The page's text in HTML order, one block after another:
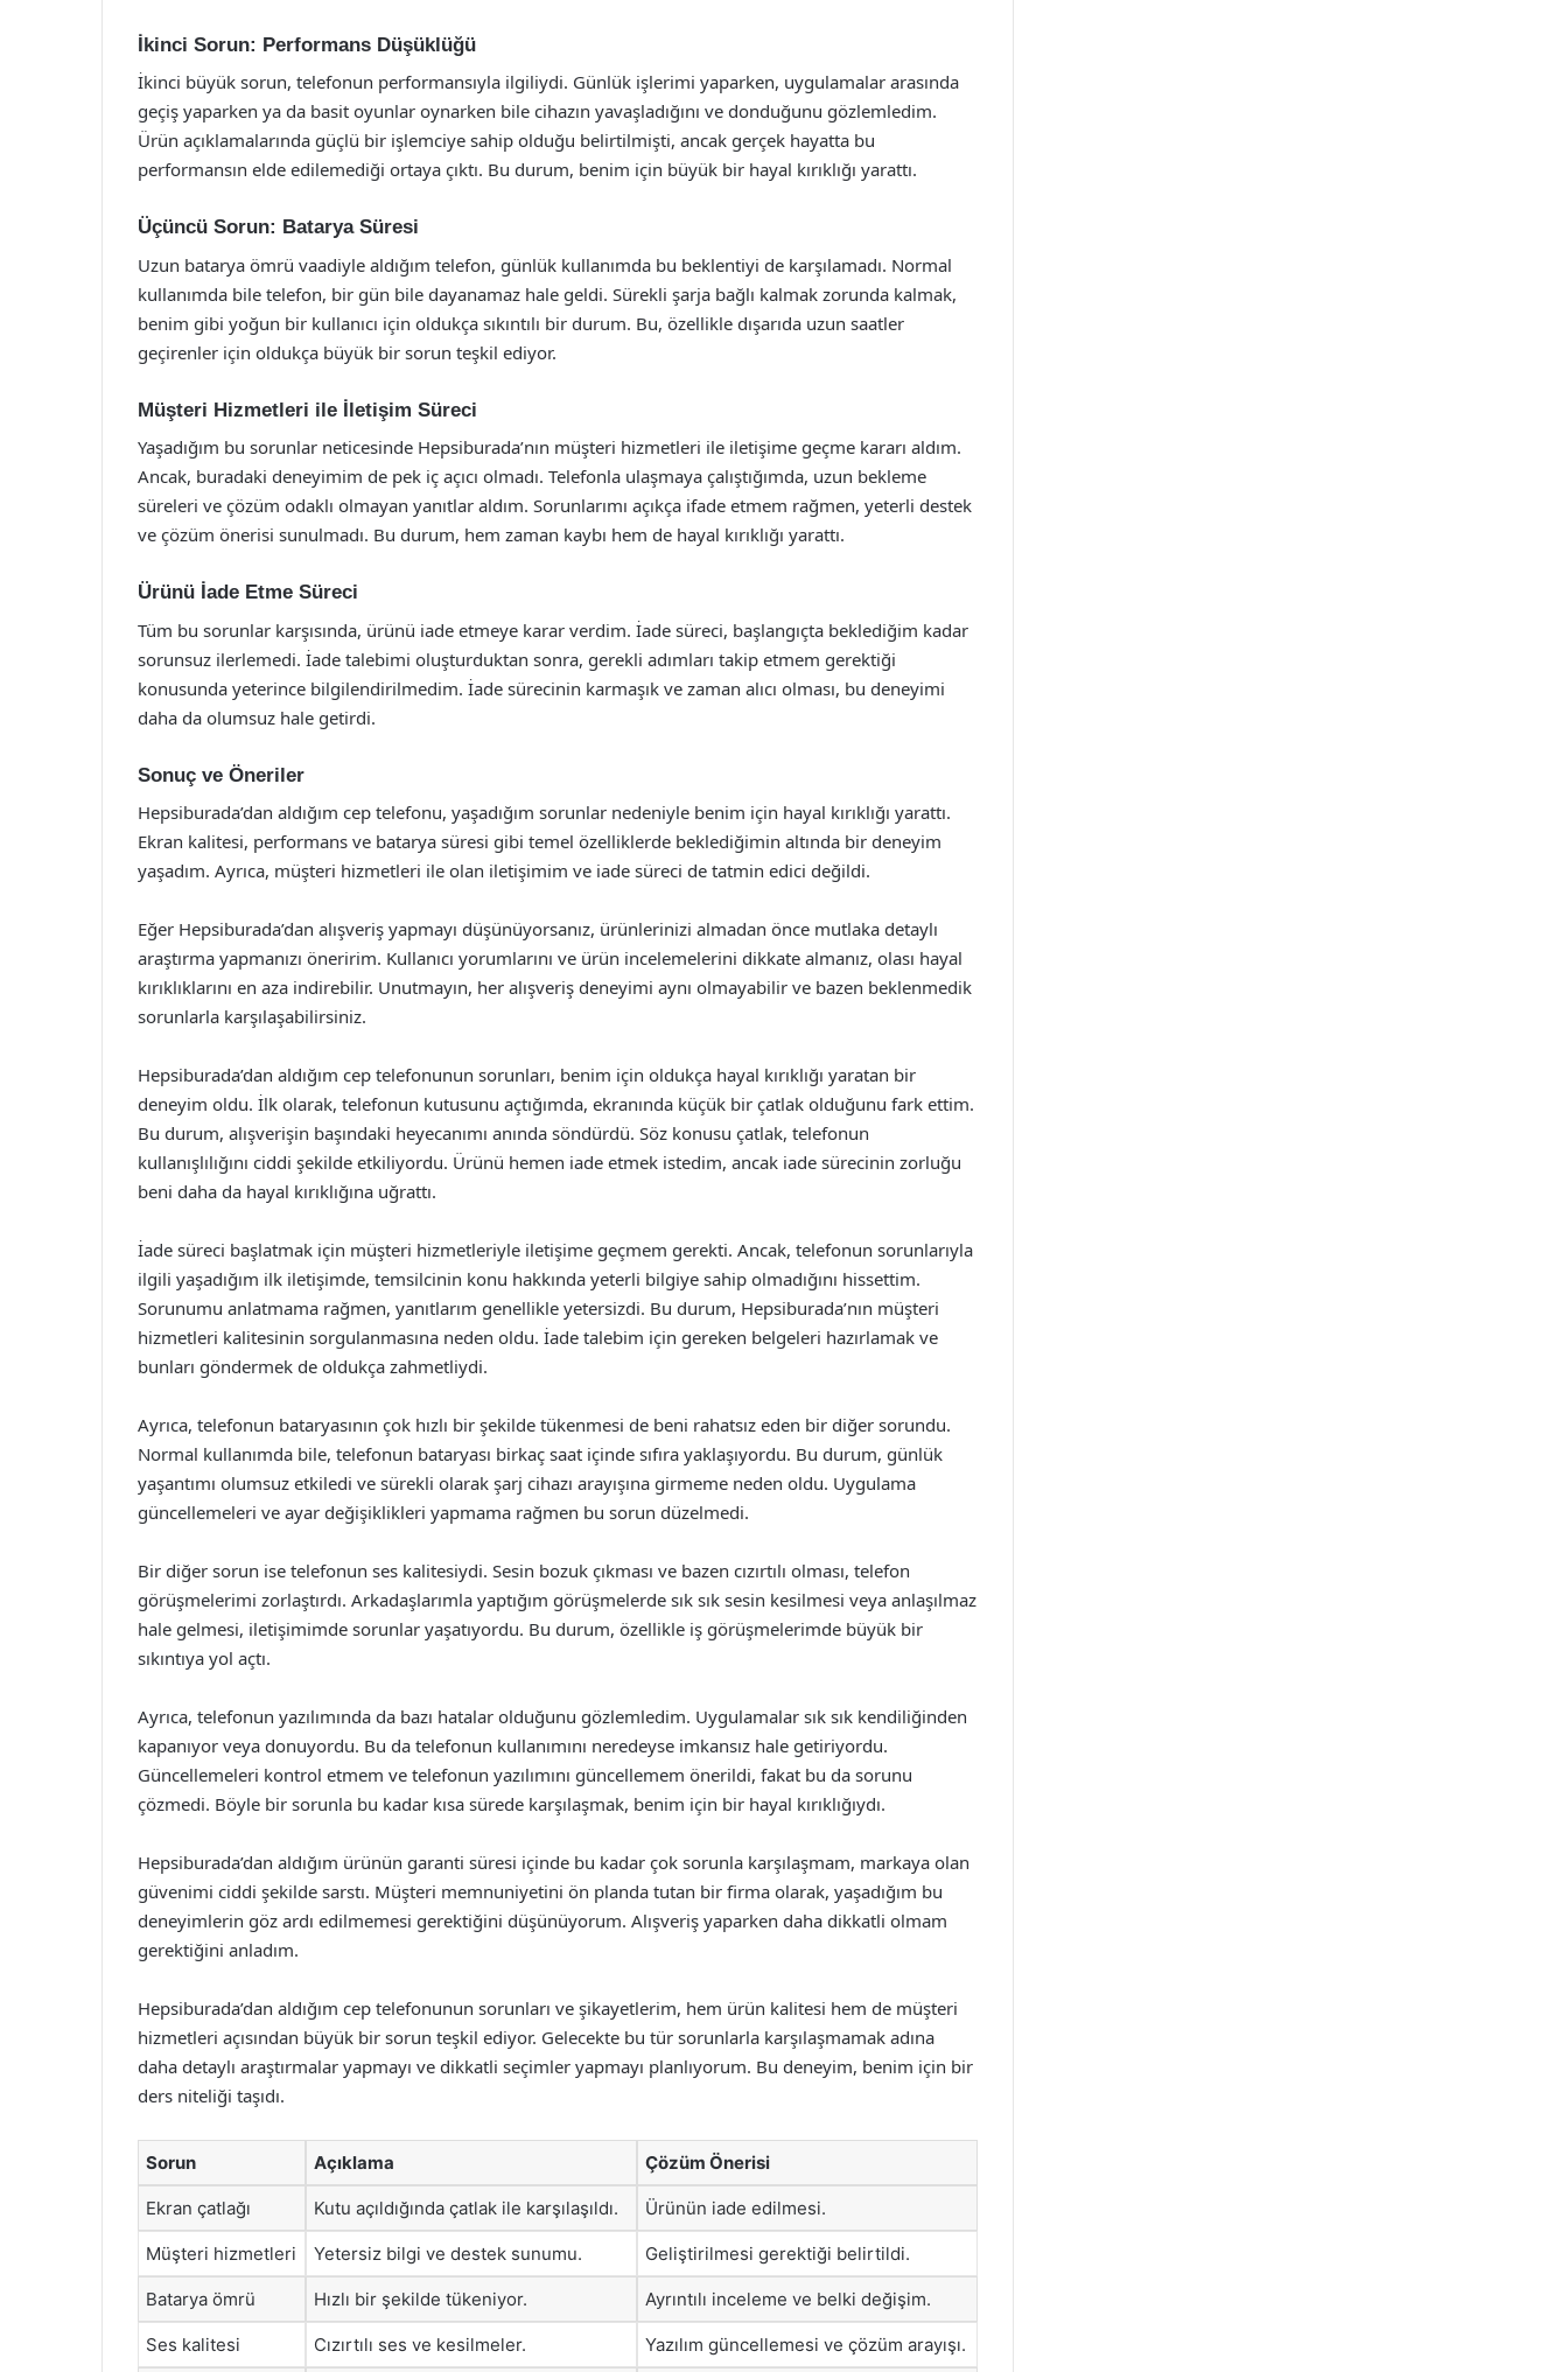
İkinci Sorun: Performans Düşüklüğü
İkinci büyük sorun, telefonun performansıyla ilgiliydi. Günlük işlerimi yaparken, uygulamalar arasında
geçiş yaparken ya da basit oyunlar oynarken bile cihazın yavaşladığını ve donduğunu gözlemledim.
Ürün açıklamalarında güçlü bir işlemciye sahip olduğu belirtilmişti, ancak gerçek hayatta bu
performansın elde edilemediği ortaya çıktı. Bu durum, benim için büyük bir hayal kırıklığı yarattı.
Üçüncü Sorun: Batarya Süresi
Uzun batarya ömrü vaadiyle aldığım telefon, günlük kullanımda bu beklentiyi de karşılamadı. Normal
kullanımda bile telefon, bir gün bile dayanamaz hale geldi. Sürekli şarja bağlı kalmak zorunda kalmak,
benim gibi yoğun bir kullanıcı için oldukça sıkıntılı bir durum. Bu, özellikle dışarıda uzun saatler
geçirenler için oldukça büyük bir sorun teşkil ediyor.
Müşteri Hizmetleri ile İletişim Süreci
Yaşadığım bu sorunlar neticesinde Hepsiburada’nın müşteri hizmetleri ile iletişime geçme kararı aldım.
Ancak, buradaki deneyimim de pek iç açıcı olmadı. Telefonla ulaşmaya çalıştığımda, uzun bekleme
süreleri ve çözüm odaklı olmayan yanıtlar aldım. Sorunlarımı açıkça ifade etmem rağmen, yeterli destek
ve çözüm önerisi sunulmadı. Bu durum, hem zaman kaybı hem de hayal kırıklığı yarattı.
Ürünü İade Etme Süreci
Tüm bu sorunlar karşısında, ürünü iade etmeye karar verdim. İade süreci, başlangıçta beklediğim kadar
sorunsuz ilerlemedi. İade talebimi oluşturduktan sonra, gerekli adımları takip etmem gerektiği
konusunda yeterince bilgilendirilmedim. İade sürecinin karmaşık ve zaman alıcı olması, bu deneyimi
daha da olumsuz hale getirdi.
Sonuç ve Öneriler
Hepsiburada’dan aldığım cep telefonu, yaşadığım sorunlar nedeniyle benim için hayal kırıklığı yarattı.
Ekran kalitesi, performans ve batarya süresi gibi temel özelliklerde beklediğimin altında bir deneyim
yaşadım. Ayrıca, müşteri hizmetleri ile olan iletişimim ve iade süreci de tatmin edici değildi.
Eğer Hepsiburada’dan alışveriş yapmayı düşünüyorsanız, ürünlerinizi almadan önce mutlaka detaylı
araştırma yapmanızı öneririm. Kullanıcı yorumlarını ve ürün incelemelerini dikkate almanız, olası hayal
kırıklıklarını en aza indirebilir. Unutmayın, her alışveriş deneyimi aynı olmayabilir ve bazen beklenmedik
sorunlarla karşılaşabilirsiniz.
Hepsiburada’dan aldığım cep telefonunun sorunları, benim için oldukça hayal kırıklığı yaratan bir
deneyim oldu. İlk olarak, telefonun kutusunu açtığımda, ekranında küçük bir çatlak olduğunu fark ettim.
Bu durum, alışverişin başındaki heyecanımı anında söndürdü. Söz konusu çatlak, telefonun
kullanışlılığını ciddi şekilde etkiliyordu. Ürünü hemen iade etmek istedim, ancak iade sürecinin zorluğu
beni daha da hayal kırıklığına uğrattı.
İade süreci başlatmak için müşteri hizmetleriyle iletişime geçmem gerekti. Ancak, telefonun sorunlarıyla
ilgili yaşadığım ilk iletişimde, temsilcinin konu hakkında yeterli bilgiye sahip olmadığını hissettim.
Sorunumu anlatmama rağmen, yanıtlarım genellikle yetersizdi. Bu durum, Hepsiburada’nın müşteri
hizmetleri kalitesinin sorgulanmasına neden oldu. İade talebim için gereken belgeleri hazırlamak ve
bunları göndermek de oldukça zahmetliydi.
Ayrıca, telefonun bataryasının çok hızlı bir şekilde tükenmesi de beni rahatsız eden bir diğer sorundu.
Normal kullanımda bile, telefonun bataryası birkaç saat içinde sıfıra yaklaşıyordu. Bu durum, günlük
yaşantımı olumsuz etkiledi ve sürekli olarak şarj cihazı arayışına girmeme neden oldu. Uygulama
güncellemeleri ve ayar değişiklikleri yapmama rağmen bu sorun düzelmedi.
Bir diğer sorun ise telefonun ses kalitesiydi. Sesin bozuk çıkması ve bazen cızırtılı olması, telefon
görüşmelerimi zorlaştırdı. Arkadaşlarımla yaptığım görüşmelerde sık sık sesin kesilmesi veya anlaşılmaz
hale gelmesi, iletişimimde sorunlar yaşatıyordu. Bu durum, özellikle iş görüşmelerimde büyük bir
sıkıntıya yol açtı.
Ayrıca, telefonun yazılımında da bazı hatalar olduğunu gözlemledim. Uygulamalar sık sık kendiliğinden
kapanıyor veya donuyordu. Bu da telefonun kullanımını neredeyse imkansız hale getiriyordu.
Güncellemeleri kontrol etmem ve telefonun yazılımını güncellemem önerildi, fakat bu da sorunu
çözmedi. Böyle bir sorunla bu kadar kısa sürede karşılaşmak, benim için bir hayal kırıklığıydı.
Hepsiburada’dan aldığım ürünün garanti süresi içinde bu kadar çok sorunla karşılaşmam, markaya olan
güvenimi ciddi şekilde sarstı. Müşteri memnuniyetini ön planda tutan bir firma olarak, yaşadığım bu
deneyimlerin göz ardı edilmemesi gerektiğini düşünüyorum. Alışveriş yaparken daha dikkatli olmam
gerektiğini anladım.
Hepsiburada’dan aldığım cep telefonunun sorunları ve şikayetlerim, hem ürün kalitesi hem de müşteri
hizmetleri açısından büyük bir sorun teşkil ediyor. Gelecekte bu tür sorunlarla karşılaşmamak adına
daha detaylı araştırmalar yapmayı ve dikkatli seçimler yapmayı planlıyorum. Bu deneyim, benim için bir
ders niteliği taşıdı.
Sorun Açıklama Çözüm Önerisi
Ekran çatlağı Kutu açıldığında çatlak ile karşılaşıldı. Ürünün iade edilmesi.
Müşteri hizmetleri Yetersiz bilgi ve destek sunumu. Geliştirilmesi gerektiği belirtildi.
Batarya ömrü Hızlı bir şekilde tükeniyor. Ayrıntılı inceleme ve belki değişim.
Ses kalitesi Cızırtılı ses ve kesilmeler. Yazılım güncellemesi ve çözüm arayışı.